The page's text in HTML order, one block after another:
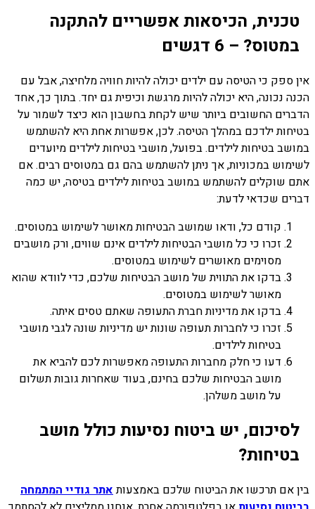
טכנית, הכיסאות אפשריים להתקנה
במטוס? – 6 דגשים
אין ספק כי הטיסה עם ילדים יכולה להיות חוויה מלחיצה, אבל עם
הכנה נכונה, היא יכולה להיות מרגשת וכיפית גם יחד. בתוך כך, אחד
הדברים החשובים ביותר שיש לקחת בחשבון הוא כיצד לשמור על
בטיחות ילדכם במהלך הטיסה. לכן, אפשרות אחת היא להשתמש
במושב בטיחות לילדים. בפועל, מושבי בטיחות לילדים מיועדים
לשימוש במכוניות, אך ניתן להשתמש בהם גם במטוסים רבים. אם
אתם שוקלים להשתמש במושב בטיחות לילדים בטיסה, יש כמה
דברים שכדאי לדעת:
קודם כל, ודאו שמושב הבטיחות מאושר לשימוש במטוסים.
זכרו כי כל מושבי הבטיחות לילדים אינם שווים, ורק מושבים
מסוימים מאושרים לשימוש במטוסים.
בדקו את התווית של מושב הבטיחות שלכם, כדי לוודא שהוא
מאושר לשימוש במטוסים.
בדקו את מדיניות חברת התעופה שאתם טסים איתה.
זכרו כי לחברות תעופה שונות יש מדיניות שונה לגבי מושבי
בטיחות לילדים.
דעו כי חלק מחברות התעופה מאפשרות לכם להביא את
מושב הבטיחות שלכם בחינם, בעוד שאחרות גובות תשלום
על מושב משלהן.
לסיכום, יש ביטוח נסיעות כולל מושב
בטיחות?
בין אם תרכשו את הביטוח שלכם באמצעותאתר גודיי המתמחה